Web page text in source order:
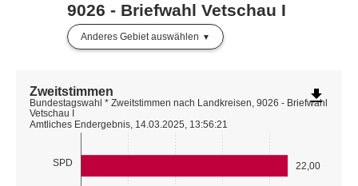
9026 - Briefwahl Vetschau I
Anderes Gebiet auswählen
SPD 22,00
Zweitstimmen
Bundestagswahl * Zweitstimmen nach Landkreisen, 9026 - Briefwahl
Vetschau I
Amtliches Endergebnis, 14.03.2025, 13:56:21
file_download